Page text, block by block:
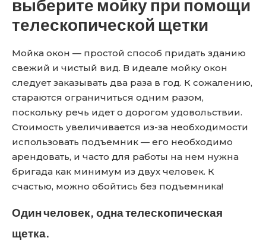
выберите мойку при помощи
телескопической щетки
Мойка окон — простой способ придать зданию
свежий и чистый вид. В идеале мойку окон
следует заказывать два раза в год. К сожалению,
стараются ограничиться одним разом,
поскольку речь идет о дорогом удовольствии.
Стоимость увеличивается из-за необходимости
использовать подъемник — его необходимо
арендовать, и часто для работы на нем нужна
бригада как минимум из двух человек. К
счастью, можно обойтись без подъемника!
Один человек, одна телескопическая
щетка.